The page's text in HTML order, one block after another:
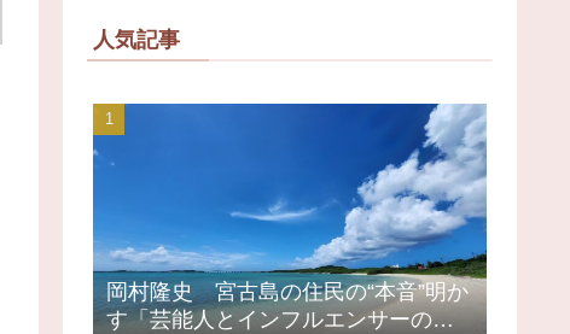
人気記事
岡村隆史 宮古島の住民の“本音”明か
す「芸能人とインフルエンサーの島